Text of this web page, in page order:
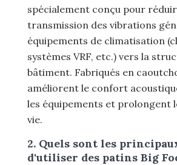
spécialement conçu pour
transmission des vibrations
équipements de climatisation
systèmes VRF, etc.) vers la
bâtiment. Fabriqués en
améliorent le confort
les équipements et prolongent
vie.
2. Quels sont les
d'utiliser des patins Big